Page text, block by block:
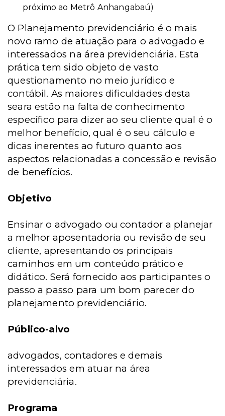
próximo ao Metrô Anhangabaú)
O Planejamento previdenciário é o mais
novo ramo de atuação para o advogado e
interessados na área previdenciária. Esta
prática tem sido objeto de vasto
questionamento no meio jurídico e
contábil. As maiores dificuldades desta
seara estão na falta de conhecimento
específico para dizer ao seu cliente qual é o
melhor benefício, qual é o seu cálculo e
dicas inerentes ao futuro quanto aos
aspectos relacionadas a concessão e revisão
de benefícios.
Objetivo
Ensinar o advogado ou contador a planejar
a melhor aposentadoria ou revisão de seu
cliente, apresentando os principais
caminhos em um conteúdo prático e
didático. Será fornecido aos participantes o
passo a passo para um bom parecer do
planejamento previdenciário.
Público-alvo
advogados, contadores e demais
interessados em atuar na área
previdenciária.
Programa